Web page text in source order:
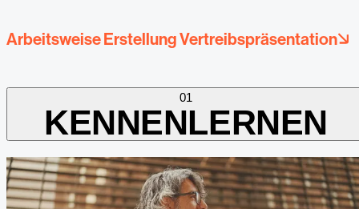
Arbeitsweise Erstellung Vertreibspräsentation
01
KENNENLERNEN